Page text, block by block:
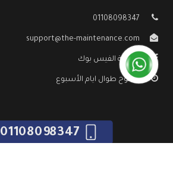
01108098347
support@the-maintenance.com
صفحة الفيس بوك
مفتوح طوال ايام الأسبوع
01108098347